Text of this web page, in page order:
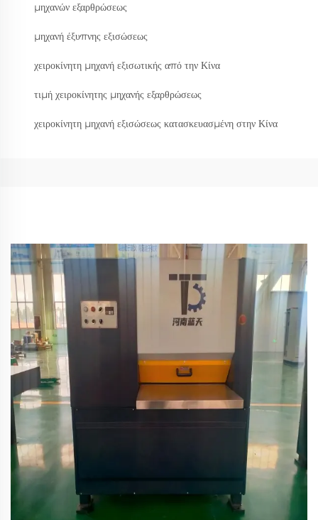
μηχανών εξαρθρώσεως
μηχανή έξυπνης εξισώσεως
χειροκίνητη μηχανή εξισωτικής από την Κίνα
τιμή χειροκίνητης μηχανής εξαρθρώσεως
χειροκίνητη μηχανή εξισώσεως κατασκευασμένη στην Κίνα